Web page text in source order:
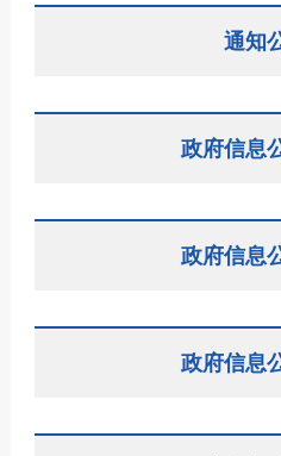
通知
政府信息
政府信息
政府信息